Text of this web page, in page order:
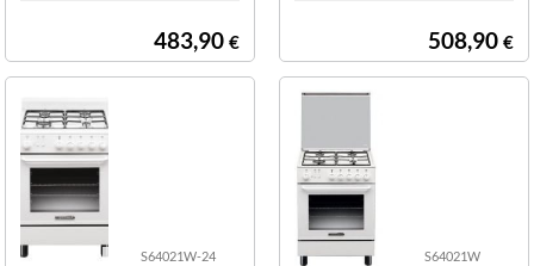
rgetica A, ventil
atore tangenzial
e di raffreddame
nto. Modello S6
4041WT
483,90 € 508,90 €
S64021W-24 S64021W